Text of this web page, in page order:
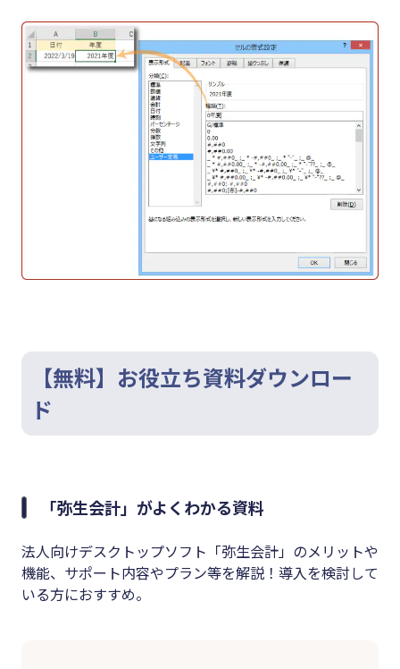
【無料】お役立ち資料ダウンロー
ド
「弥生会計」がよくわかる資料
法人向けデスクトップソフト「弥生会計」のメリットや
機能、サポート内容やプラン等を解説！導入を検討して
いる方におすすめ。